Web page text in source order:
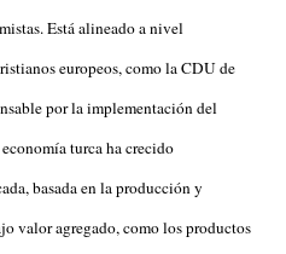
Está alineado a nivel
europeos, como la CDU de
por la implementación del
turca ha crecido
basada en la producción y
valor agregado, como los productos